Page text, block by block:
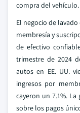
compra del vehículo.
El negocio de
membresía y
de efectivo
trimestre de 2024
autos en EE. UU.
ingresos por
cayeron un 7.1%.
sobre los pagos